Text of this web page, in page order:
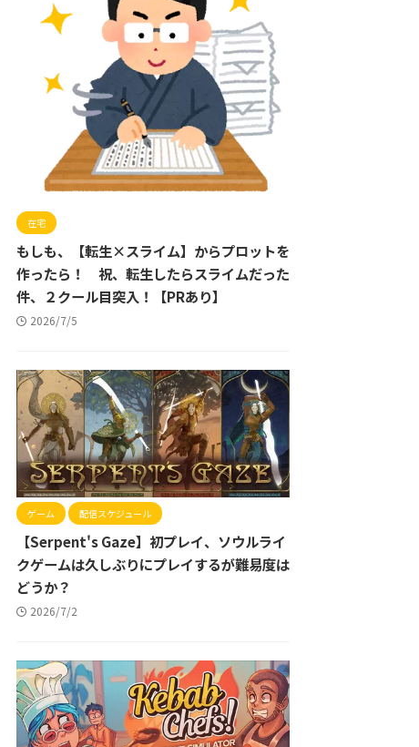
在宅
もしも、【転生×スライム】からプロットを
作ったら！ 祝、転生したらスライムだった
件、２クール目突入！【PRあり】
2026/7/5
ゲーム 配信スケジュール
【Serpent's Gaze】初プレイ、ソウルライ
クゲームは久しぶりにプレイするが難易度は
どうか？
2026/7/2